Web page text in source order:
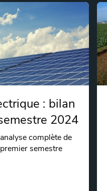
: bilan
2024
complète de
semestre